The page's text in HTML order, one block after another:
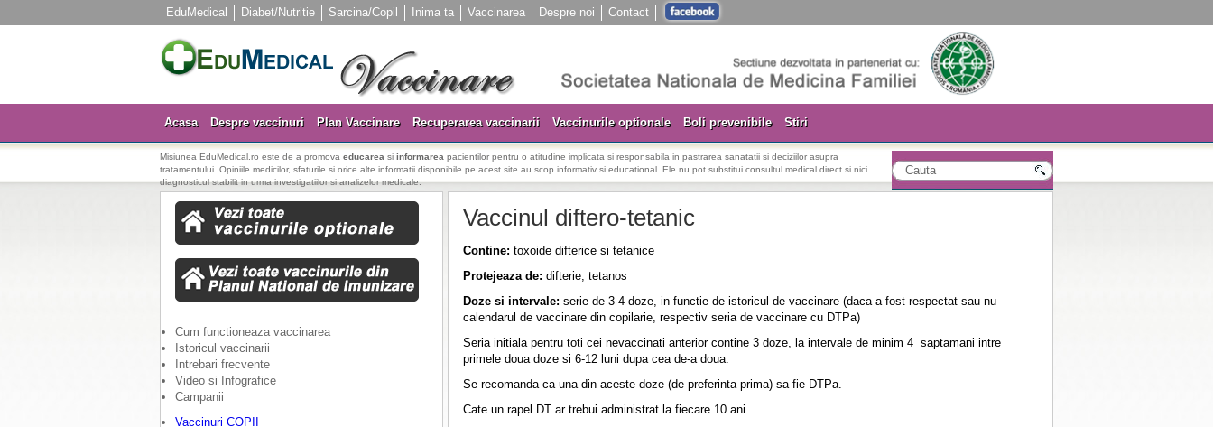
EduMedical Diabet/Nutritie Sarcina/Copil Inima ta Vaccinarea Despre noi Contact
Acasa Despre vaccinuri Plan Vaccinare Recuperarea vaccinarii Vaccinurile optionale Boli prevenibile Stiri
Misiunea EduMedical.ro este de a promova educarea si informarea pacientilor pentru o atitudine implicata si responsabila in pastrarea sanatatii si deciziilor asupra
tratamentului. Opiniile medicilor, sfaturile si orice alte informatii disponibile pe acest site au scop informativ si educational. Ele nu pot substitui consultul medical direct si nici
diagnosticul stabilit in urma investigatiilor si analizelor medicale.
Cum functioneaza vaccinarea
Istoricul vaccinarii
Intrebari frecvente
Video si Infografice
Campanii
Vaccinuri COPII
Vaccinul diftero-tetanic
Contine: toxoide difterice si tetanice
Protejeaza de: difterie, tetanos
Doze si intervale: serie de 3-4 doze, in functie de istoricul de vaccinare (daca a fost respectat sau nu
calendarul de vaccinare din copilarie, respectiv seria de vaccinare cu DTPa)
Seria initiala pentru toti cei nevaccinati anterior contine 3 doze, la intervale de minim 4 saptamani intre
primele doua doze si 6-12 luni dupa cea de-a doua.
Se recomanda ca una din aceste doze (de preferinta prima) sa fie DTPa.
Cate un rapel DT ar trebui administrat la fiecare 10 ani.